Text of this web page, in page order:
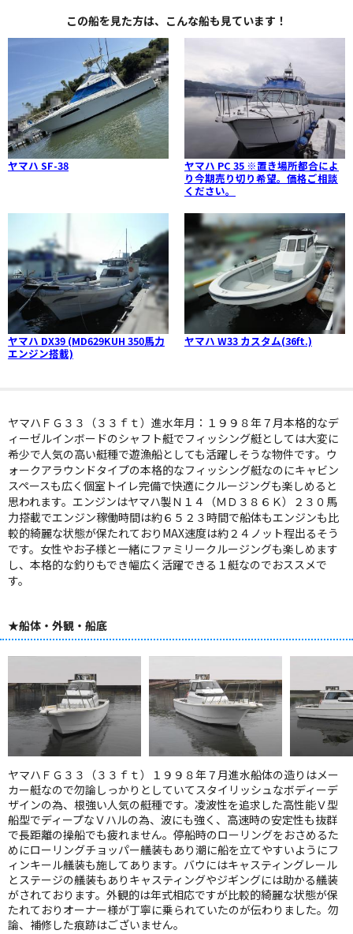
この船を見た方は、こんな船も見ています！
ヤマハ SF-38
ヤマハ PC 35 ※置き場所都合によ
り今期売り切り希望。価格ご相談
ください。
ヤマハ DX39 (MD629KUH 350馬力
エンジン搭載)
ヤマハ W33 カスタム(36ft.)
ヤマハＦＧ３３（３３ｆｔ）進水年月：１９９８年７月本格的なデ
ィーゼルインボードのシャフト艇でフィッシング艇としては大変に
希少で人気の高い艇種で遊漁船としても活躍しそうな物件です。ウ
ォークアラウンドタイプの本格的なフィッシング艇なのにキャビン
スペースも広く個室トイレ完備で快適にクルージングも楽しめると
思われます。エンジンはヤマハ製Ｎ１４（ＭＤ３８６Ｋ）２３０馬
力搭載でエンジン稼働時間は約６５２３時間で船体もエンジンも比
較的綺麗な状態が保たれておりMAX速度は約２４ノット程出るそう
です。女性やお子様と一緒にファミリークルージングも楽しめます
し、本格的な釣りもでき幅広く活躍できる１艇なのでおススメで
す。
★船体・外観・船底
ヤマハＦＧ３３（３３ｆｔ）１９９８年７月進水船体の造りはメー
カー艇なので勿論しっかりとしていてスタイリッシュなボディーデ
ザインの為、根強い人気の艇種です。凌波性を追求した高性能Ｖ型
船型でディープなＶハルの為、波にも強く、高速時の安定性も抜群
で長距離の操船でも疲れません。停船時のローリングをおさめるた
めにローリングチョッパー艤装もあり潮に船を立てやすいようにフ
ィンキール艤装も施してあります。バウにはキャスティングレール
とステージの艤装もありキャスティングやジギングには助かる艤装
がされております。外観的は年式相応ですが比較的綺麗な状態が保
たれておりオーナー様が丁寧に乗られていたのが伝わりました。勿
論、補修した痕跡はございません。